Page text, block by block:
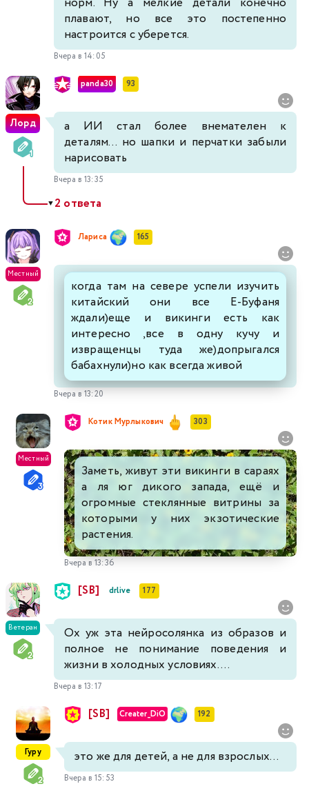
плавают, но все это постепенно
настроится с уберется.
Вчера в 14:05
Лорд
panda30 93
а ИИ стал более внемателен к
деталям... но шапки и перчатки забыли
нарисовать
Вчера в 13:35
▼2 ответа
Местный
Лариса 165
когда там на севере успели изучить
китайский они все Е-Буфаня
ждали)еще и викинги есть как
интересно ,все в одну кучу и
извращенцы туда же)допрыгался
бабахнули)но как всегда живой
Вчера в 13:20
Местный
Котик Мурлыкович 303
Заметь, живут эти викинги в сараях
а ля юг дикого запада, ещё и
огромные стеклянные витрины за
которыми у них экзотические
растения.
Вчера в 13:36
Ветеран
[SB] drlive 177
Ох уж эта нейросолянка из образов и
полное не понимание поведения и
жизни в холодных условиях....
Вчера в 13:17
Гуру
[SB] Creater_DiO 192
это же для детей, а не для взрослых...
Вчера в 15:53